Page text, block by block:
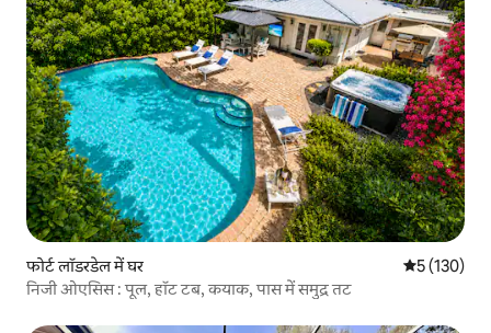
फोर्ट लॉडरडेल में घर औसत रेटिंग 5
5 (130)
निजी ओएसिस : पूल, हॉट टब, कयाक, पास में समुद्र तट